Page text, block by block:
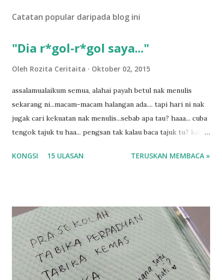
lCatatan popular daripada blog ini
"Dia r*gol-r*gol saya..."
Oleh Rozita Ceritaita Oktober 02, 2015
assalamualaikum semua, alahai payah betul nak menulis
sekarang ni...macam-macam halangan ada.... tapi hari ni nak
jugak cari kekuatan nak menulis...sebab apa tau? haaa... cuba
tengok tajuk tu haa... pengsan tak kalau baca tajuk tu? kalau
tau? yang sebut tu anak aku....diulangi ANAK AKU ....adoiiii
balik keja aku ajak la shah singgah Giant beli barang
sikit...dalam perjalanan dari dalam kereta tu biasalah kan
kami memang akan pimpin anak-anak jalan sampai masuk
dalam... dan kebiasanya bagi anak 4 macam kami ni bahagi-
bahagi lah siapa nak pimpin siapa... dan biasanya aku akan
KONGSI 15 ULASAN TERUSKAN MEMBACA »